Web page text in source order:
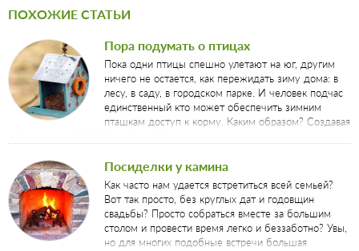
ПОХОЖИЕ СТАТЬИ
Пора подумать о птицах
Пока одни птицы спешно улетают на юг, другим
ничего не остается, как пережидать зиму дома: в
лесу, в саду, в городском парке. И человек подчас
единственный кто может обеспечить зимним
пташкам доступ к корму. Каким образом? Создавая
Посиделки у камина
Как часто нам удается встретиться всей семьей?
Вот так просто, без круглых дат и годовщин
свадьбы? Просто собраться вместе за большим
столом и провести время легко и беззаботно? Увы,
но для многих подобные встречи большая